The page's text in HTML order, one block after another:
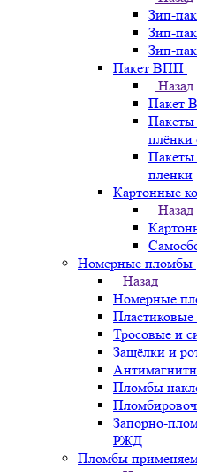
Зип-
Зип-
Зип-
Пакет ВПП
Назад
Пакет
Пакеты
плёнки
Пакеты
пленки
Картонные
Назад
Номерные пломбы
Назад
Номерные
Тросовые и
Защёлки и
Пломбы
Запорно-
РЖД
Пломбы